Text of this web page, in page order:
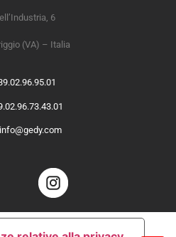
6
(VA) – Italia